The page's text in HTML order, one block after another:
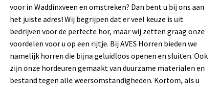
voor in Waddinxveen en omstreken? Dan bent u bij ons aan
het juiste adres! Wij begrijpen dat er veel keuze is uit
bedrijven voor de perfecte hor, maar wij zetten graag onze
voordelen voor u op een rijtje. Bij AVES Horren bieden we
namelijk horren die bijna geluidloos openen en sluiten. Ook
zijn onze hordeuren gemaakt van duurzame materialen en
bestand tegen alle weersomstandigheden. Kortom, als u